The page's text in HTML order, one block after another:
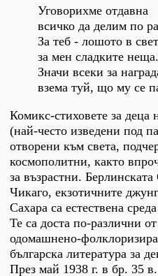
Уговорихме отдавна
всичко да делим по
За теб - лошото в
за мен сладките неща.
Значи всеки за
взема туй, що му се
Комикс-стиховете за деца
(най-често изведени под
отворени към света,
космополитни, както
за възрастни.
Чикаго, екзотичните
Сахара са естествена
Те са доста по-различни
одомашнено-
българска литература за
През май 1938 г. в бр. 35